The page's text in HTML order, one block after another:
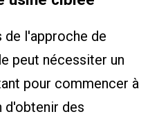
de l'approche de
peut nécessiter un
pour commencer à
d'obtenir des